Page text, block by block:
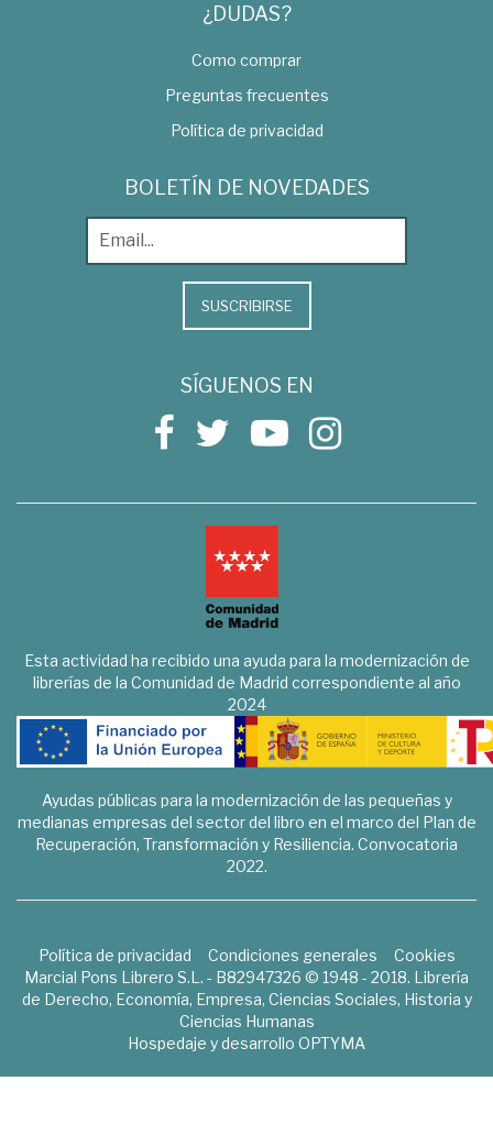
¿DUDAS?
Como comprar
Preguntas frecuentes
Política de privacidad
BOLETÍN DE NOVEDADES
SUSCRIBIRSE
SÍGUENOS EN
Esta actividad ha recibido una ayuda para la modernización de
librerías de la Comunidad de Madrid correspondiente al año
2024
Ayudas públicas para la modernización de las pequeñas y
medianas empresas del sector del libro en el marco del Plan de
Recuperación, Transformación y Resiliencia. Convocatoria
2022.
Política de privacidad Condiciones generales
Cookies
Marcial Pons Librero S.L. - B82947326 © 1948 - 2018. Librería
de Derecho, Economía, Empresa, Ciencias Sociales, Historia y
Ciencias Humanas
Hospedaje y desarrollo OPTYMA